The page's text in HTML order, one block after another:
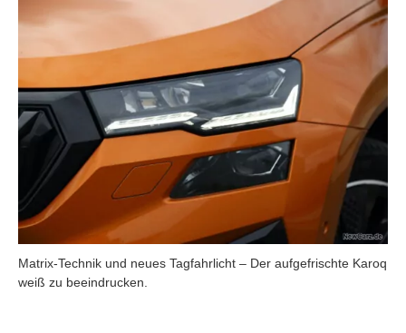
Matrix-Technik und neues Tagfahrlicht – Der aufgefrischte Karoq
weiß zu beeindrucken.